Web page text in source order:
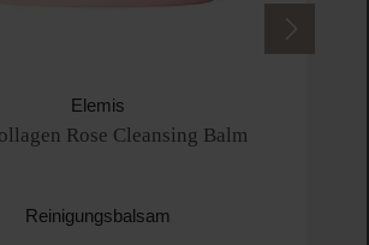
Elemis
Rose Cleansing Balm
Reinigungsbalsam